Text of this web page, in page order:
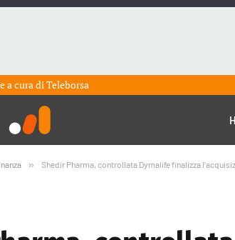
a cura diTeleborsa
» Shedir Pharma, controllata Dymalife finalizza